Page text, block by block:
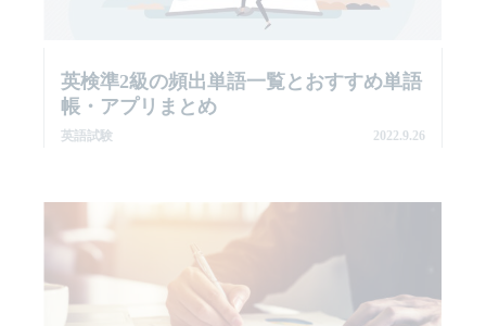
英検準2級の頻出単語一覧とおすすめ単語
帳・アプリまとめ
英語試験 2022.9.26